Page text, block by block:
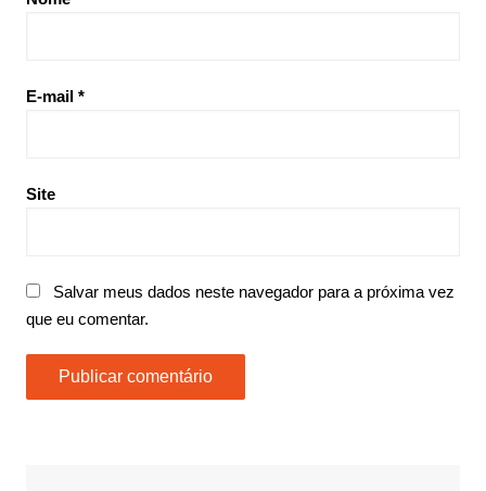
E-mail *
Site
Salvar meus dados neste navegador para a próxima vez
que eu comentar.